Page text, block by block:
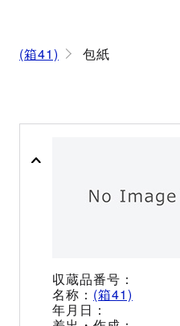
(箱41) 包紙
(箱41)